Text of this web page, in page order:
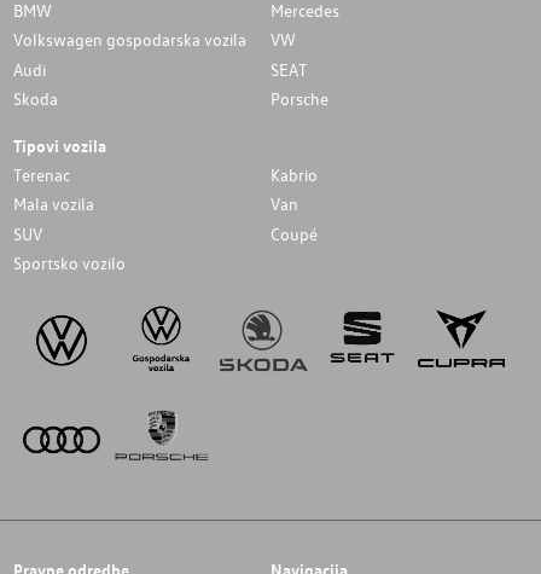
BMW
Mercedes
Volkswagen gospodarska vozila
VW
Audi
SEAT
Skoda
Porsche
Tipovi vozila
Terenac
Kabrio
Mala vozila
Van
SUV
Coupé
Sportsko vozilo
Pravne odredbe Navigacija